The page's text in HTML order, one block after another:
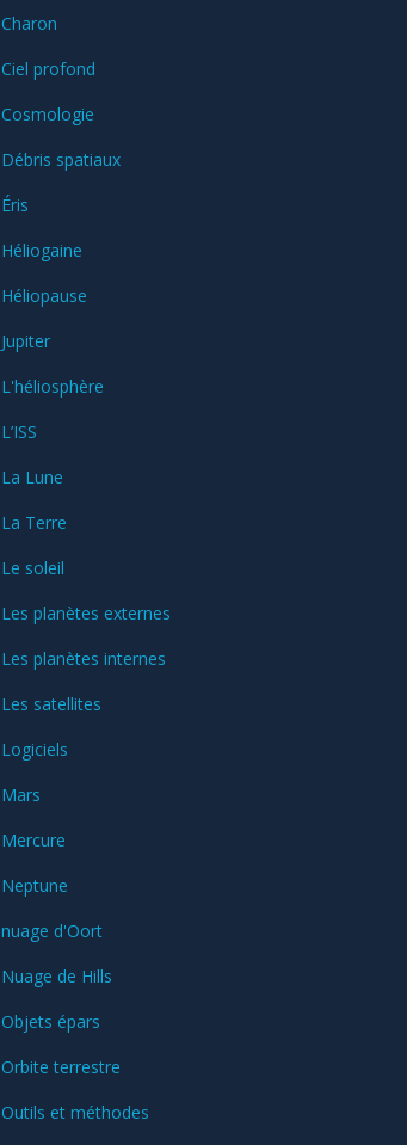
Charon
Ciel profond
Cosmologie
Débris spatiaux
Éris
Héliogaine
Héliopause
Jupiter
L'héliosphère
L’ISS
La Lune
La Terre
Le soleil
Les planètes externes
Les planètes internes
Les satellites
Logiciels
Mars
Mercure
Neptune
nuage d'Oort
Nuage de Hills
Objets épars
Orbite terrestre
Outils et méthodes